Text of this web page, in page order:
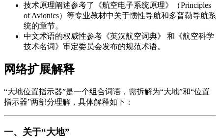
技术原理阐述参考了《航空电子系统原理》（Principles
of Avionics）等专业教材中关于惯性导航和多普勒导航系
统的章节。
中文术语的权威性参考《英汉航空词典》 和《航空科学
技术名词》审定委员会发布的规范术语。
网络扩展解释
“大地位置指示器”是一个组合词语，需拆解为“大地”和“位置
指示器”两部分理解，具体解释如下：
一、关于“大地”